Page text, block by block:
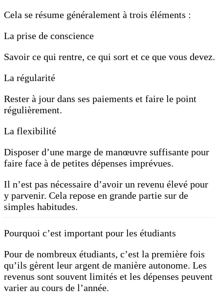
Cela se résume généralement à trois éléments :
La prise de conscience
Savoir ce qui rentre, ce qui sort et ce que vous devez.
La régularité
Rester à jour dans ses paiements et faire le point
régulièrement.
La flexibilité
Disposer d’une marge de manœuvre suffisante pour
faire face à de petites dépenses imprévues.
Il n’est pas nécessaire d’avoir un revenu élevé pour
y parvenir. Cela repose en grande partie sur de
simples habitudes.
Pourquoi c’est important pour les étudiants
Pour de nombreux étudiants, c’est la première fois
qu’ils gèrent leur argent de manière autonome. Les
revenus sont souvent limités et les dépenses peuvent
varier au cours de l’année.